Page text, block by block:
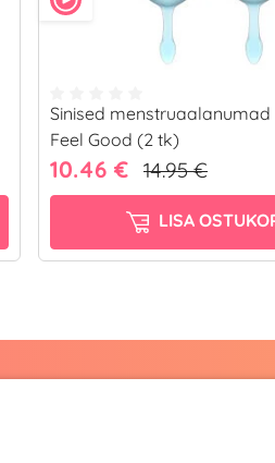
Sinised
Feel Good (2 tk)
10.46 € 14.95 €
LISA